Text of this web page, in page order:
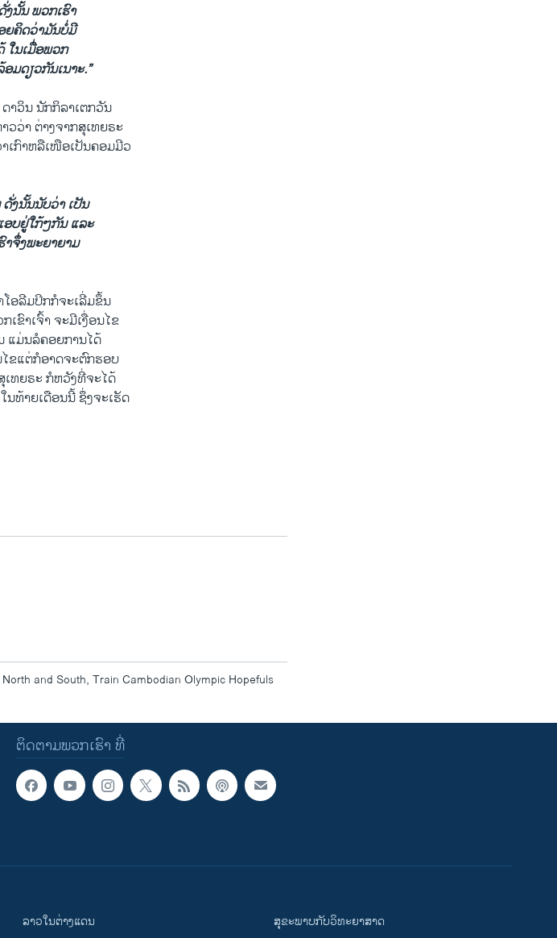
ງນັ້ນ ພວກ​ເຮົາ
ຍ​ຄິດ​ວ່າ​ມັນ​ບໍ່​ມີ
ໃນ​ເມື່ອ​ພວກ​
ມດຽວ​ກັນ​ເນາະ.”
າ​ວິນ ນັກ​ກິລາ​ເຕກວັນ​
ວ່າ ຕ່າງ​ຈາກສຸ​ເທຍຣະ
ເກົາ​ຫລື​ເໜືອ​ເປັນ​ຄອມ​ມີ​ວ
ງ​ນັ້ນ​ນັບ​ວ່າ ​ເປັນ
ອບ​ຢູ່ໃກ້ໆ​ກັນ ແລະ
ຈຶ່ງພະຍາຍາມ
ໂອ​ລີ​ມປິກ​ກໍຈະ​ເລີ່​ມຂຶ້ນ
ຂົາ​ເຈົ້າ ຈະ​ມີເງື່ອນ​ໄຂ
ແມ່ນລໍຄອຍການ​ໄດ້
ຂ​ແຕ່​ກໍ​ອາດຈະ​ຕົກ​ຮອບ
ເທຍຣະ ກໍ​ຫວັງທີ່​ຈະ​ໄດ້
ນ​ທ້າຍ​ເດືອນ​ນີ້ ​ຊຶ່ງ​ຈະ​ເຮັດ
and South, Train Cambodian Olympic Hopefuls
ຕິດຕາມພວກເຮົາ ທີ່
ລາວໃນຕ່າງແດນ ສຸຂະພາບກັບວິທະຍາສາດ